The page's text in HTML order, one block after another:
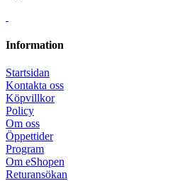
Information
Startsidan
Kontakta oss
Köpvillkor
Policy
Om oss
Öppettider
Program
Om eShopen
Returansökan